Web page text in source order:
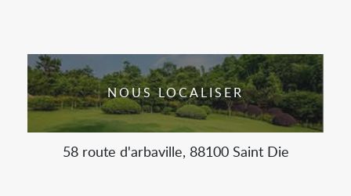
NOUS LOCALISER
58 route d'arbaville, 88100 Saint Die